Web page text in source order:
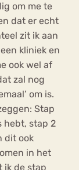
om me te
dat er echt
zit ik aan
kliniek en
ook wel af
zal nog
om is.
Stap
hebt, stap 2
dit ook
in het
ik de stap